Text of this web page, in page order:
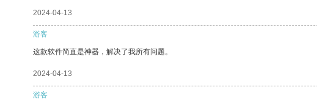
2024-04-13
游客
这款软件简直是神器，解决了我所有问题。
2024-04-13
游客